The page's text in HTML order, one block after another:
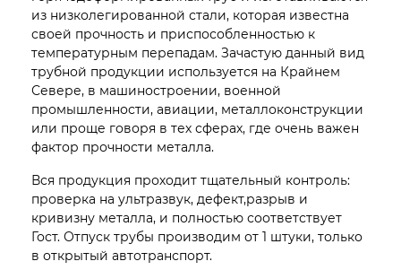
из низколегированной стали, которая известна
своей прочность и приспособленностью к
температурным перепадам. Зачастую данный вид
трубной продукции используется на Крайнем
Севере, в машиностроении, военной
промышленности, авиации, металлоконструкции
или проще говоря в тех сферах, где очень важен
фактор прочности металла.
Вся продукция проходит тщательный контроль:
проверка на ультразвук, дефект,разрыв и
кривизну металла, и полностью соответствует
Гост. Отпуск трубы производим от 1 штуки, только
в открытый автотранспорт.